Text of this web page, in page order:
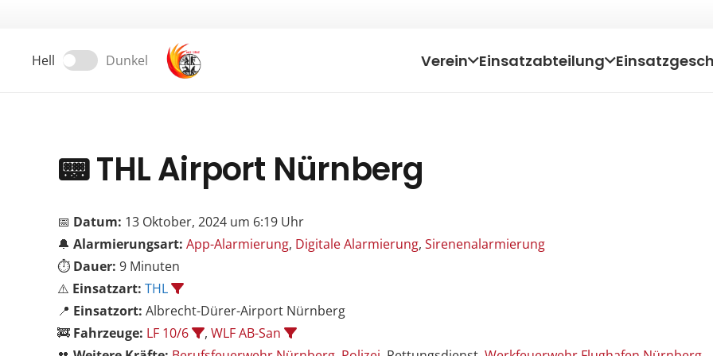
Hell Dunkel Verein Einsatzabteilung
📟THL Airport Nürnberg
📅 Datum: 13 Oktober, 2024 um 6:19 Uhr
🔔 Alarmierungsart: App-Alarmierung, Digitale Alarmierung, Sirenenalarmierung
⏱️ Dauer: 9 Minuten
⚠️ Einsatzart: THL
📍 Einsatzort: Albrecht-Dürer-Airport Nürnberg
🚒 Fahrzeuge: LF 10/6 , WLF AB-San